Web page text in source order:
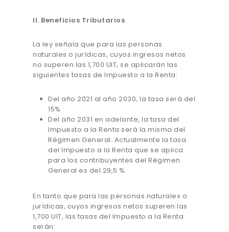
II. Beneficios Tributarios
La ley señala que para las personas
naturales o jurídicas, cuyos ingresos netos
no superen las 1,700 UIT, se aplicarán las
siguientes tasas de Impuesto a la Renta:
Del año 2021 al año 2030, la tasa será del
15%
Del año 2031 en adelante, la tasa del
Impuesto a la Renta será la misma del
Régimen General. Actualmente la tasa
del Impuesto a la Renta que se aplica
para los contribuyentes del Régimen
General es del 29,5 %.
En tanto que para las personas naturales o
jurídicas, cuyos ingresos netos superen las
1,700 UIT, las tasas del Impuesto a la Renta
serán: